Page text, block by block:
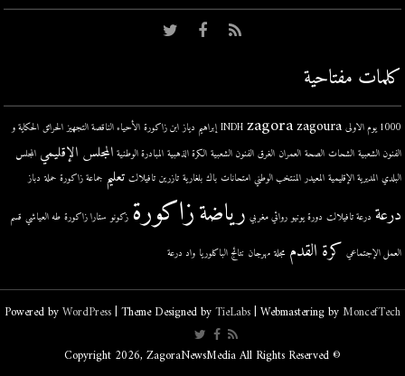
كلمات مفتاحية
1000 يوم الاولى INDH zagora zagoura إبراهيم دياز ابن زاكورة الأحياء الناقصة التجهيز الحرائق الحكاية و
الفنون الشعبية الشحات الصحة العمران الغرق الفنون الشعبية الكرة الذهبية المبادرة الوطنية المجلس الإقليمي المجلس
البلدي المديرية الإقليمية المعيدر المنتخب الوطني امتحانات باك بلغارية تازرين تافيلالت تعليم جماعة زاكورة حملة دباز
درعة درعة تافيلالت دورة يونيو روائي مغربي رياضةزاكورة زكونو ستارا زاكورة طه العياشي قسم
العمل الإجتماعي كرة القدم مجلة مهرجان نتائج الباكلوريا واد درعة
Powered byWordPress| Theme Designed byTieLabs| Webmastering byMoncefTech
© Copyright 2026, ZagoraNewsMedia All Rights Reserved